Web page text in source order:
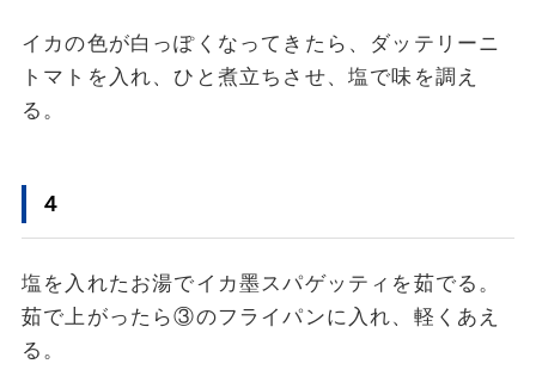
イカの色が白っぽくなってきたら、ダッテリーニ
トマトを入れ、ひと煮立ちさせ、塩で味を調え
る。
４
塩を入れたお湯でイカ墨スパゲッティを茹でる。
茹で上がったら③のフライパンに入れ、軽くあえ
る。